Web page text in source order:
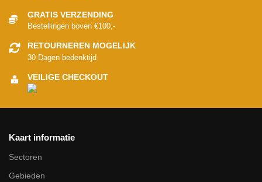
GRATIS VERZENDING
Bestellingen boven €100,-
RETOURNEREN MOGELIJK
30 Dagen bedenktijd
VEILIGE CHECKOUT
Kaart informatie
Sectoren
Gebieden